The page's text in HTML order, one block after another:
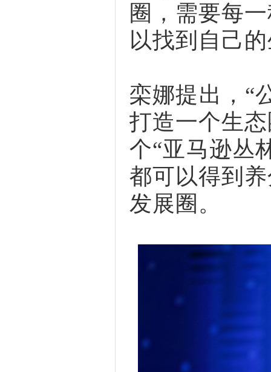
圈，需要每
以找到自己
栾娜提出，“
打造一个生
个“亚马逊丛
都可以得到
发展圈。